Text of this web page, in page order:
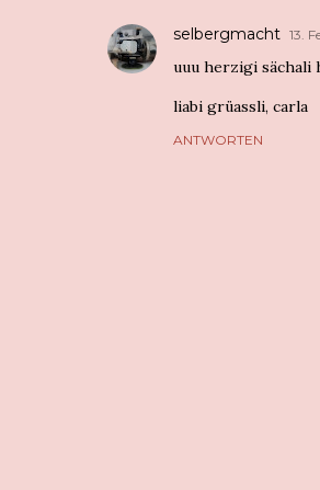
selbergmacht 13.
uuu herzigi sächali
liabi grüassli, carla
ANTWORTEN